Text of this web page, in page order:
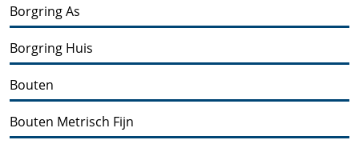
Borgring As
Borgring Huis
Bouten
Bouten Metrisch Fijn